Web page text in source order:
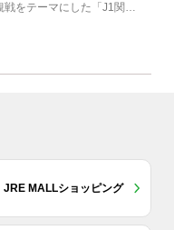
をテーマにした「J1関東8
JRE MALLショッピング